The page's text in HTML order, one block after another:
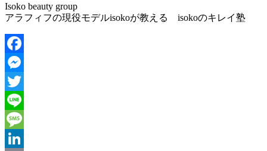
Isoko beauty group
アラフィフの現役モデルisokoが教える isokoのキレイ塾